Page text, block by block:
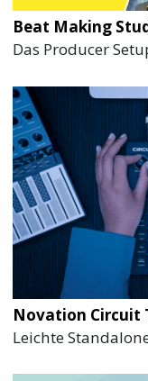
Beat Making
Das Producer
Novation Circuit
Leichte